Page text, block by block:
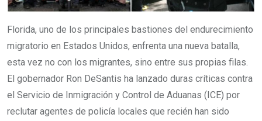
Florida, uno de los principales bastiones del endurecimiento
migratorio en Estados Unidos, enfrenta una nueva batalla,
esta vez no con los migrantes, sino entre sus propias filas.
El gobernador Ron DeSantis ha lanzado duras críticas contra
el Servicio de Inmigración y Control de Aduanas (ICE) por
reclutar agentes de policía locales que recién han sido